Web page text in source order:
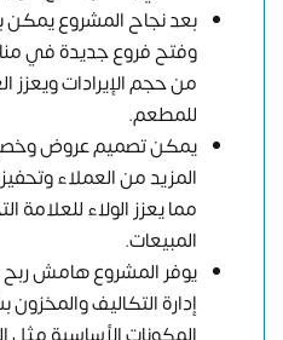
بعد نجاح المشروع يمكن
وفتح فروع جديدة في
من حجم الإيرادات ويعزز
للمطعم.
يمكن تصميم عروض
المزيد من العملاء
مما يعزز الولاء للعلامة
المبيعات.
يوفر المشروع هامش ربح
إدارة التكاليف